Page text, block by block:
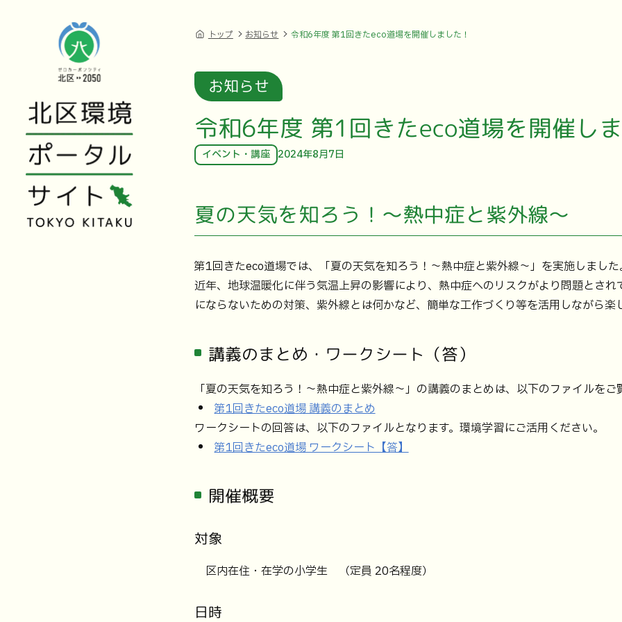
トップ お知らせ 令和6年度 第1回きたeco道場を開催しました！
お知らせ
令和6年度 第1回きたeco道場を開催しま
イベント・講座 2024年8月7日
夏の天気を知ろう！～熱中症と紫外線～
第1回きたeco道場では、「夏の天気を知ろう！～熱中症と紫外線～」を実施しました
近年、地球温暖化に伴う気温上昇の影響により、熱中症へのリスクがより問題とさ
にならないための対策、紫外線とは何かなど、簡単な工作づくり等を活用しながら楽
講義のまとめ・ワークシート（答）
「夏の天気を知ろう！～熱中症と紫外線～」の講義のまとめは、以下のファイルをご
第1回きたeco道場 講義のまとめ
ワークシートの回答は、以下のファイルとなります。環境学習にご活用ください。
第1回きたeco道場 ワークシート【答】
開催概要
対象
区内在住・在学の小学生 （定員 20名程度）
日時